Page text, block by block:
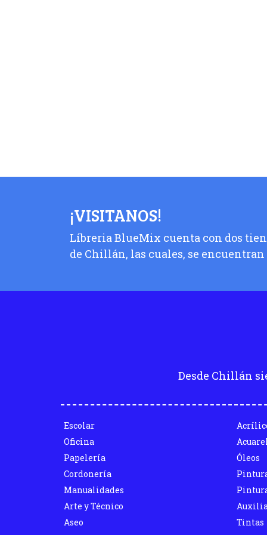
¡VISITANOS!
Líbreria BlueMix cuenta con dos
de Chillán, las cuales, se
Desde Chillán
Escolar
Oficina
Papelería
Cordonería
Manualidades
Arte y Técnico
Aseo
Óleos
Tintas